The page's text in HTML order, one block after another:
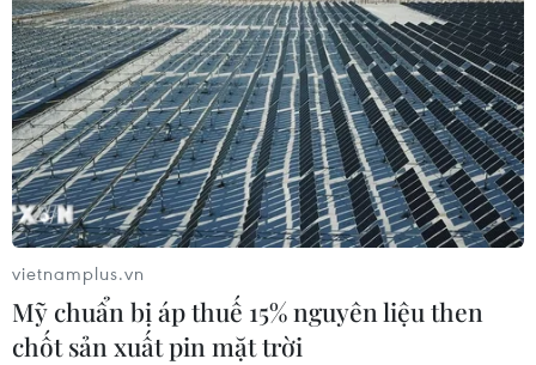
CƠ QUAN CHỦ QUẢN: THÔNG TẤN XÃ VIỆT NAM
Tổng Biên tập: TRẦN TIẾN DUẨN
Phó Tổng Biên tập: NGUYỄN THỊ TÁM, KHÚC THANH
THỦY
Sở hữu trí tuệ
RSS
Hỗ trợ
vietnamplus.vn
Mỹ chuẩn bị áp thuế 15% nguyên liệu then
chốt sản xuất pin mặt trời